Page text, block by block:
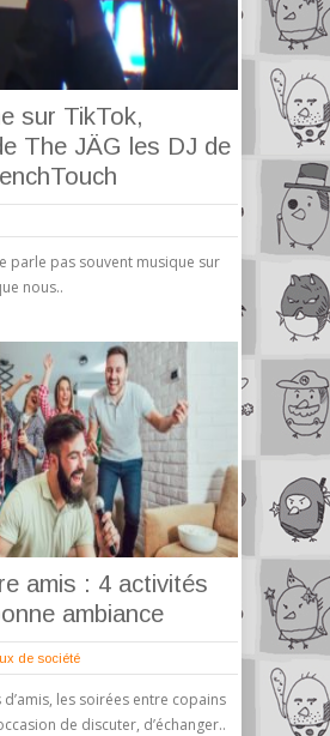
sur TikTok,
The JÄG les DJ de
parle pas souvent musique sur
nous..
amis : 4 activités
ambiance
de société
les soirées entre copains
de discuter, d’échanger..